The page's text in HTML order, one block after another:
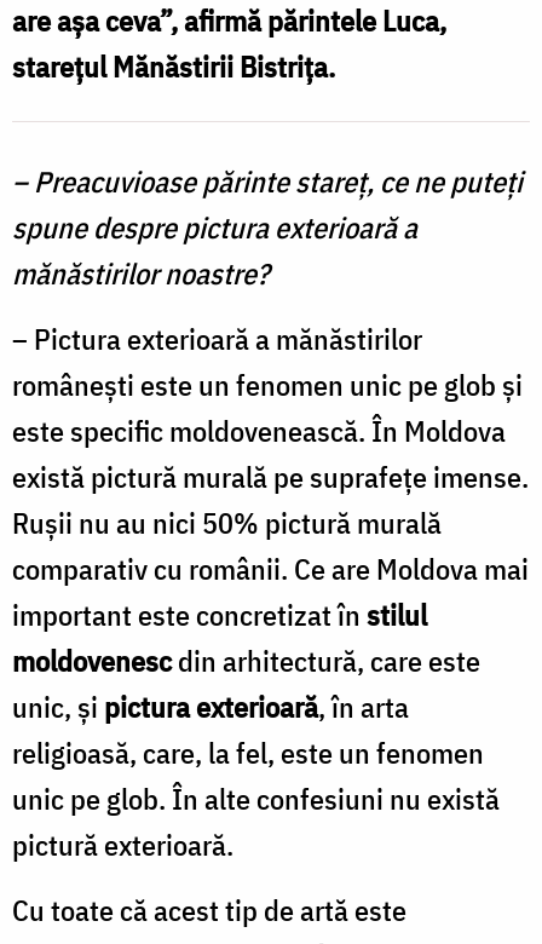
are așa ceva”, afirmă părintele Luca,
starețul Mănăstirii Bistrița.
– Preacuvioase părinte stareț, ce ne puteți
spune despre pictura exterioară a
mănăstirilor noastre?
– Pictura exterioară a mănăstirilor
românești este un fenomen unic pe glob și
este specific moldovenească. În Moldova
există pictură murală pe suprafețe imense.
Rușii nu au nici 50% pictură murală
comparativ cu românii. Ce are Moldova mai
important este concretizat în stilul
moldovenescdin arhitectură, care este
unic, și pictura exterioară, în arta
religioasă, care, la fel, este un fenomen
unic pe glob. În alte confesiuni nu există
pictură exterioară.
Cu toate că acest tip de artă este